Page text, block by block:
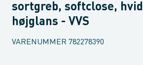
sortgreb, softclose, hvid
højglans - VVS
VARENUMMER 782278390